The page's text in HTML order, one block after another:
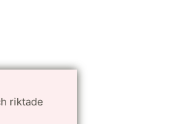
riktade